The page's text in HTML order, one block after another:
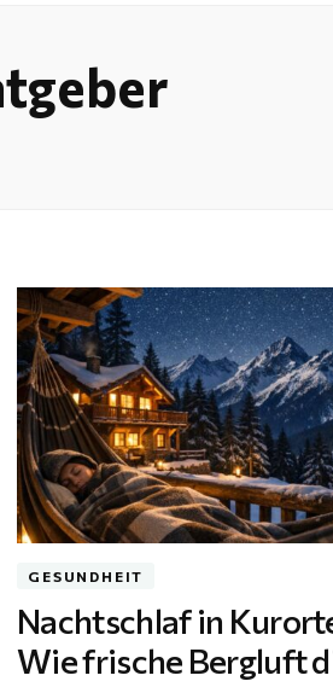
GESUNDHEIT
Nachtschlaf in
Wie frische Bergluft